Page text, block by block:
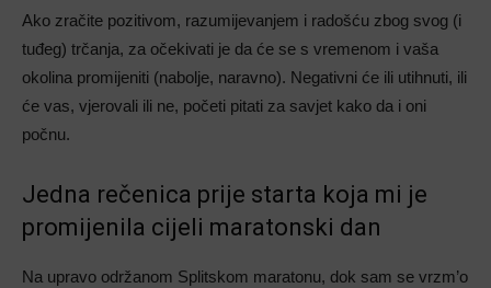
Ako zračite pozitivom, razumijevanjem i radošću zbog svog (i
tuđeg) trčanja, za očekivati je da će se s vremenom i vaša
okolina promijeniti (nabolje, naravno). Negativni će ili utihnuti, ili
će vas, vjerovali ili ne, početi pitati za savjet kako da i oni
počnu.
Jedna rečenica prije starta koja mi je
promijenila cijeli maratonski dan
Na upravo održanom Splitskom maratonu, dok sam se vrzm’o